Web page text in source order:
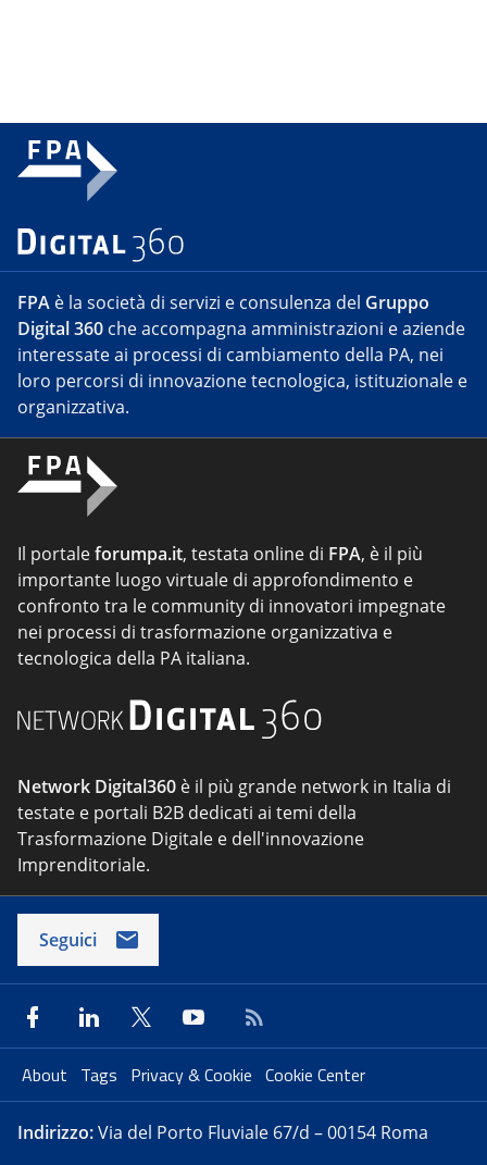
FPA è la società di servizi e consulenza del Gruppo
Digital 360 che accompagna amministrazioni e aziende
interessate ai processi di cambiamento della PA, nei
loro percorsi di innovazione tecnologica, istituzionale e
organizzativa.
Il portaleforumpa.it, testata online di FPA, è il più
importante luogo virtuale di approfondimento e
confronto tra le community di innovatori impegnate
nei processi di trasformazione organizzativa e
tecnologica della PA italiana.
Network Digital360 è il più grande network in Italia di
testate e portali B2B dedicati ai temi della
Trasformazione Digitale e dell'innovazione
Imprenditoriale.
Seguici
About Tags Privacy & Cookie Cookie Center
Indirizzo:Via del Porto Fluviale 67/d – 00154 Roma